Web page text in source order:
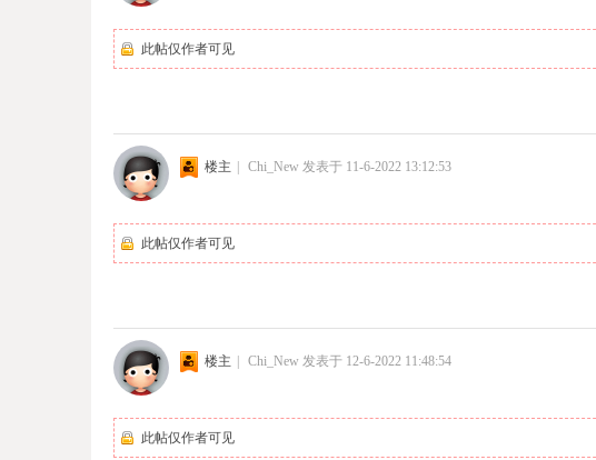
此帖仅作者可见
楼主 | Chi_New 发表于 11-6-2022 13:12:53
此帖仅作者可见
楼主 | Chi_New 发表于 12-6-2022 11:48:54
此帖仅作者可见